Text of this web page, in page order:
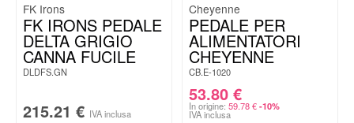
FK Irons
FK IRONS PEDALE
DELTA GRIGIO
CANNA FUCILE
DLDFS.GN
215.21 € IVA inclusa
Cheyenne
PEDALE PER
ALIMENTATORI
CHEYENNE
CB.E-1020
53.80 €
In origine: 59.78€ -10%
IVA inclusa